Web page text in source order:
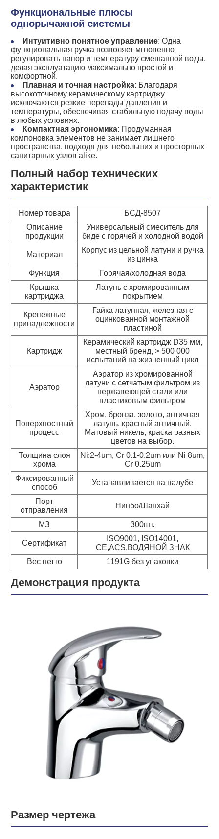
Функциональные плюсы
однорычажной системы
Интуитивно понятное управление: Одна
функциональная ручка позволяет мгновенно
регулировать напор и температуру смешанной воды,
делая эксплуатацию максимально простой и
комфортной.
Плавная и точная настройка: Благодаря
высокоточному керамическому картриджу
исключаются резкие перепады давления и
температуры, обеспечивая стабильную подачу воды
в любых условиях.
Компактная эргономика: Продуманная
компоновка элементов не занимает лишнего
пространства, подходя для небольших и просторных
санитарных узлов alike.
Полный набор технических
характеристик
Номер товара
БСД-8507
Описание
продукции
Универсальный смеситель для
биде с горячей и холодной водой
Материал
Корпус из цельной латуни и ручка
из цинка
Функция
Горячая/холодная вода
Крышка
картриджа
Латунь с хромированным
покрытием
Крепежные
принадлежности
Гайка латунная, железная с
оцинкованной монтажной
пластиной
Картридж
Керамический картридж D35 мм,
местный бренд, > 500 000
испытаний на жизненный цикл
Аэратор
Аэратор из хромированной
латуни с сетчатым фильтром из
нержавеющей стали или
пластиковым фильтром
Поверхностный
процесс
Хром, бронза, золото, античная
латунь, красный античный.
Матовый никель, краска разных
цветов на выбор.
Толщина слоя
хрома
Ni:2-4um, Cr 0.1-0.2um или Ni 8um,
Cr 0.25um
Фиксированный
способ
Устанавливается на палубе
Порт
отправления
Нинбо/Шанхай
МЗ 300шт.
Сертификат
ISO9001, ISO14001,
CE,ACS,ВОДЯНОЙ ЗНАК
Вес нетто
1191G без упаковки
Демонстрация продукта
Размер чертежа